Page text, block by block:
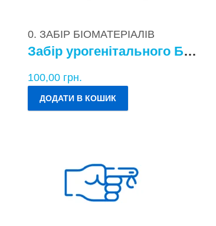
0. ЗАБІР БІОМАТЕРІАЛІВ
Забір урогенітального БМ у чоловіків
100,00 грн.
ДОДАТИ В КОШИК